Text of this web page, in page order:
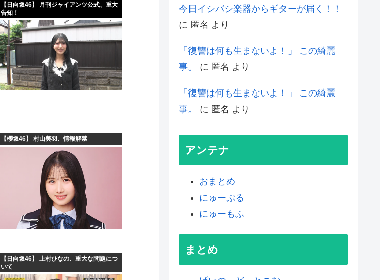
【日向坂46】 月刊ジャイアンツ公式、重大
告知！
【櫻坂46】 村山美羽、情報解禁
【日向坂46】 上村ひなの、重大な問題につ
いて
今日イシバシ楽器からギターが届く！！
に 匿名 より
「復讐は何も生まないよ！」 この綺麗
事。
に 匿名 より
「復讐は何も生まないよ！」 この綺麗
事。
に 匿名 より
アンテナ
おまとめ
にゅーぷる
にゅーもふ
まとめ